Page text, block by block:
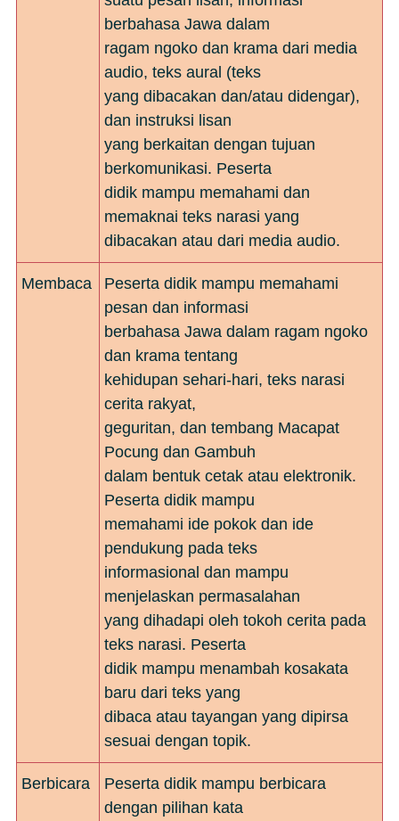
berbahasa Jawa dalam
ragam ngoko dan krama dari media
audio, teks aural (teks
yang dibacakan dan/atau didengar),
dan instruksi lisan
yang berkaitan dengan tujuan
berkomunikasi. Peserta
didik mampu memahami dan
memaknai teks narasi yang
dibacakan atau dari media audio.
Membaca
Peserta didik mampu memahami
pesan dan informasi
berbahasa Jawa dalam ragam ngoko
dan krama tentang
kehidupan sehari-hari, teks narasi
cerita rakyat,
geguritan, dan tembang Macapat
Pocung dan Gambuh
dalam bentuk cetak atau elektronik.
Peserta didik mampu
memahami ide pokok dan ide
pendukung pada teks
informasional dan mampu
menjelaskan permasalahan
yang dihadapi oleh tokoh cerita pada
teks narasi. Peserta
didik mampu menambah kosakata
baru dari teks yang
dibaca atau tayangan yang dipirsa
sesuai dengan topik.
Berbicara
Peserta didik mampu berbicara
dengan pilihan kata